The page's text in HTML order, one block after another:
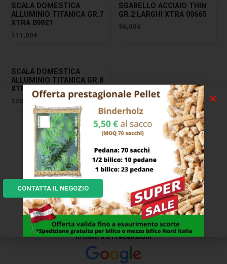
SCALA DOMESTICA
ALLUMINIO TITANICA GR.7
XTRA 09921
111,00€
SGABELLO ACCIAIO THIN
GR.2 LARGHI XTRA 00665
36,00€
SCALA DOMESTICA
ALLUMINIO TITANICA GR.8
XTRA 09922
130,00
I NOSTRI CLIENTI DICONO...
Eccellente
In base a31 recensioni
CONTATTA IL NEGOZIO